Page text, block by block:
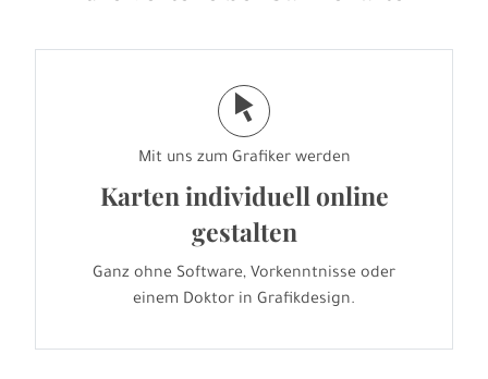
j
Mit uns zum Grafiker werden
Karten individuell online
gestalten
Ganz ohne Software, Vorkenntnisse oder
einem Doktor in Grafikdesign.